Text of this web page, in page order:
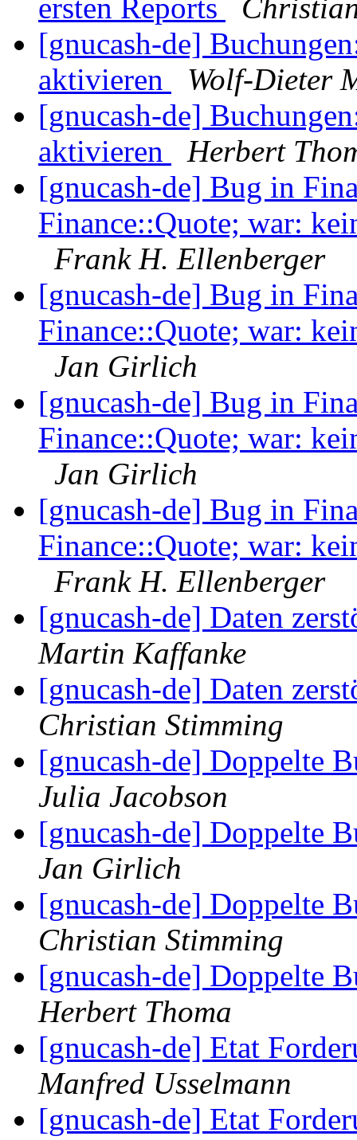
ersten Reports
[gnucash-de]
aktivieren
Wolf-Dieter
[gnucash-de]
aktivieren
Herbert
[gnucash-de] Bug in
Finance::Quote; war:
Frank H. Ellenberger
[gnucash-de] Bug in
Finance::Quote; war:
Jan Girlich
[gnucash-de] Bug in
Finance::Quote; war:
Jan Girlich
[gnucash-de] Bug in
Finance::Quote; war:
Frank H. Ellenberger
[gnucash-de] Daten
Martin Kaffanke
[gnucash-de] Daten
Christian Stimming
[gnucash-de] Doppelte
Julia Jacobson
[gnucash-de] Doppelte
Jan Girlich
[gnucash-de] Doppelte
Christian Stimming
[gnucash-de] Doppelte
Herbert Thoma
[gnucash-de] Etat
Manfred Usselmann
[gnucash-de] Etat